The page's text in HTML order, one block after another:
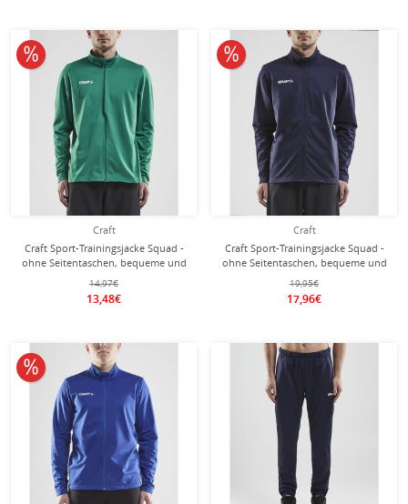
Craft
Craft Sport-Trainingsjacke Squad -
ohne Seitentaschen, bequeme und
funktionell - grün Herren
14,97€
13,48€
10% reduziert
Craft
Craft Sport-Trainingsjacke Squad -
ohne Seitentaschen, bequeme und
funktionell - navyblau Herren
19,95€
17,96€
10% reduziert
10% reduziert